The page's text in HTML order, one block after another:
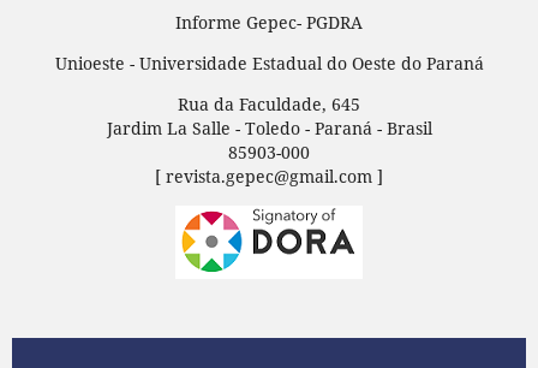
Informe Gepec- PGDRA
Unioeste - Universidade Estadual do Oeste do Paraná
Rua da Faculdade, 645
Jardim La Salle - Toledo - Paraná - Brasil
85903-000
[ revista.gepec@gmail.com ]